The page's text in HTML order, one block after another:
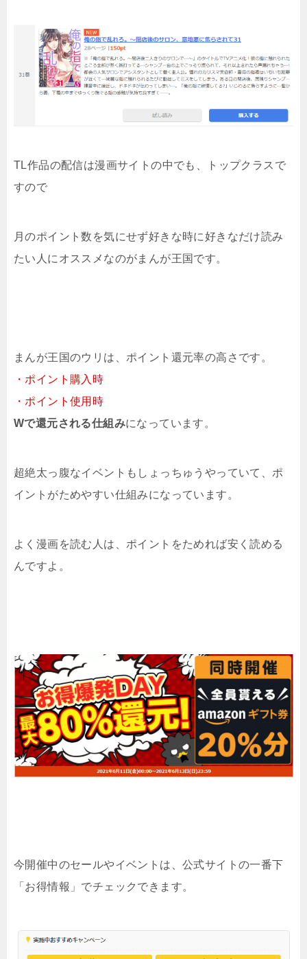
TL作品の配信は漫画サイトの中でも、トップクラスで
すので
月のポイント数を気にせず好きな時に好きなだけ読み
たい人にオススメなのがまんが王国です。
まんが王国のウリは、ポイント還元率の高さです。
・ポイント購入時
・ポイント使用時
Wで還元される仕組みになっています。
超絶太っ腹なイベントもしょっちゅうやっていて、ポ
イントがためやすい仕組みになっています。
よく漫画を読む人は、ポイントをためれば安く読める
んですよ。
今開催中のセールやイベントは、公式サイトの一番下
「お得情報」でチェックできます。